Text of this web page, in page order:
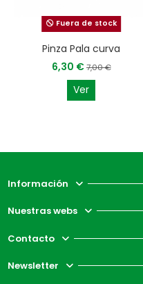
Fuera de stock
Pinza Pala curva
6,30 €7,00 €
Ver
Información
Nuestras webs
Contacto
Newsletter